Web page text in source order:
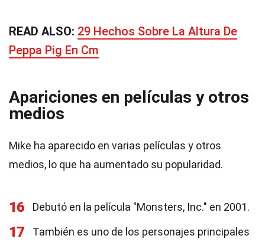
READ ALSO: 29 Hechos Sobre La Altura De
Peppa Pig En Cm
Apariciones en películas y otros
medios
Mike ha aparecido en varias películas y otros
medios, lo que ha aumentado su popularidad.
16 Debutó en la película "Monsters, Inc." en 2001.
17
También es uno de los personajes principales